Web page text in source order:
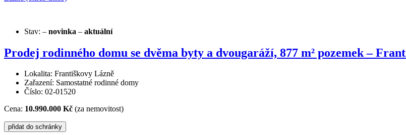
Stav: – novinka – aktuální
Prodej rodinného domu se dvěma byty a dvougaráží, 877 m² pozemek –
Lokalita: Františkovy Lázně
Zařazení: Samostatné rodinné domy
Číslo: 02-01520
Cena: 10.990.000 Kč (za nemovitost)